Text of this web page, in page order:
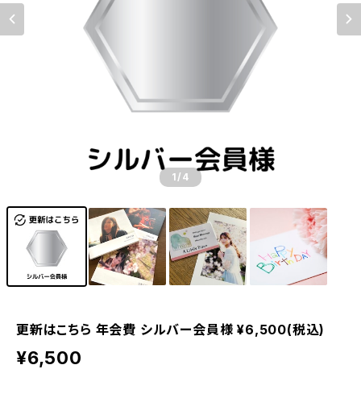
1 /4
更新はこちら 年会費 シルバー会員様 ¥6,500(税込)
¥6,500